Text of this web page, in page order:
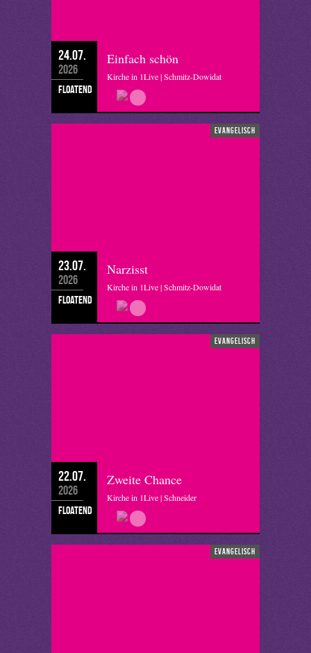
24.07.
2026
floatend
Einfach schön
Kirche in 1Live | Schmitz-Dowidat
evangelisch
23.07.
2026
floatend
Narzisst
Kirche in 1Live | Schmitz-Dowidat
evangelisch
22.07.
2026
floatend
Zweite Chance
Kirche in 1Live | Schneider
evangelisch